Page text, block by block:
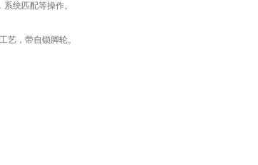
统匹配等操作。
艺，带自锁脚轮。